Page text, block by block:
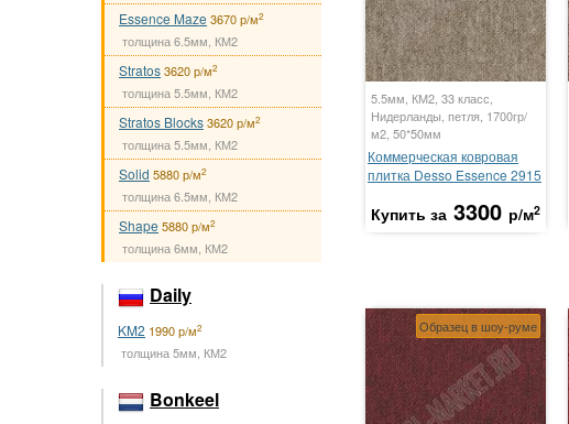
Essence Maze 3670 р/м2
толщина 6.5мм, КМ2
Stratos3620 р/м2
толщина 5.5мм, КМ2
Stratos Blocks3620 р/м2
толщина 5.5мм, КМ2
Solid 5880 р/м2
толщина 6.5мм, КМ2
Shape 5880 р/м2
толщина 6мм, КМ2
Daily
KM2 1990 р/м2
толщина 5мм, КМ2
Bonkeel
5.5мм, КМ2, 33 класс,
Нидерланды, петля, 1700гр/
м2, 50*50мм
Коммерческая ковровая
плитка Desso Essence 2915
Купить за 3300 р/м2
Образец в шоу-руме